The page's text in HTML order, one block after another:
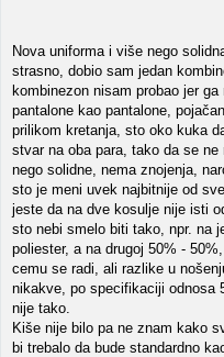
Nova uniforma i više nego
strasno, dobio sam jedan
kombinezon nisam probao jer
pantalone kao pantalone,
prilikom kretanja, sto oko kuka
stvar na oba para, tako da se
nego solidne, nema znojenja,
sto je meni uvek najbitnije od
jeste da na dve kosulje nije isti
sto nebi smelo biti tako, npr. na
poliester, a na drugoj 50% -
cemu se radi, ali razlike u
nikakve, po specifikaciji odnosa
nije tako.
Kiše nije bilo pa ne znam kako
bi trebalo da bude standardno